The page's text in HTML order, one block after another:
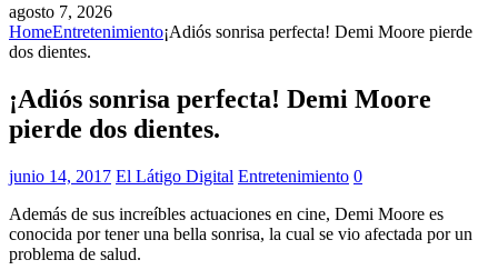
agosto 7, 2026
HomeEntretenimiento¡Adiós sonrisa perfecta! Demi Moore pierde
dos dientes.
¡Adiós sonrisa perfecta! Demi Moore
pierde dos dientes.
junio 14, 2017 El Látigo Digital Entretenimiento 0
Además de sus increíbles actuaciones en cine, Demi Moore es
conocida por tener una bella sonrisa, la cual se vio afectada por un
problema de salud.